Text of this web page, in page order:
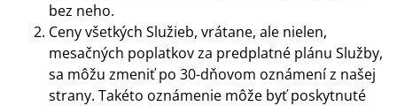
bez neho.
Ceny všetkých Služieb, vrátane, ale nielen,
mesačných poplatkov za predplatné plánu Služby,
sa môžu zmeniť po 30-dňovom oznámení z našej
strany. Takéto oznámenie môže byť poskytnuté